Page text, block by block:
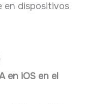
en dispositivos
en iOS en el